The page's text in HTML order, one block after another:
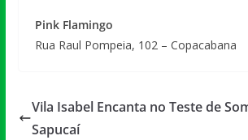
Pink Flamingo
Rua Raul Pompeia, 102 – Copacabana
Vila Isabel Encanta no Teste de
Sapucaí